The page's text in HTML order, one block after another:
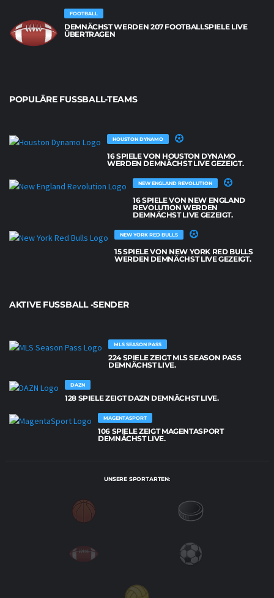
FOOTBALL
DEMNÄCHST WERDEN 207 FOOTBALLSPIELE LIVE
ÜBERTRAGEN
POPULÄRE FUSSBALL-TEAMS
HOUSTON DYNAMO
16 SPIELE VON HOUSTON DYNAMO
WERDEN DEMNÄCHST LIVE GEZEIGT.
NEW ENGLAND REVOLUTION
16 SPIELE VON NEW ENGLAND
REVOLUTION WERDEN
DEMNÄCHST LIVE GEZEIGT.
NEW YORK RED BULLS
15 SPIELE VON NEW YORK RED BULLS
WERDEN DEMNÄCHST LIVE GEZEIGT.
AKTIVE FUSSBALL -SENDER
MLS SEASON PASS
224 SPIELE ZEIGT MLS SEASON PASS
DEMNÄCHST LIVE.
DAZN
128 SPIELE ZEIGT DAZN DEMNÄCHST LIVE.
MAGENTASPORT
106 SPIELE ZEIGT MAGENTASPORT
DEMNÄCHST LIVE.
UNSERE SPORTARTEN: